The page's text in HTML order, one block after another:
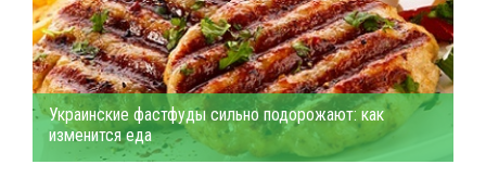
Украинские фастфуды сильно подорожают: как
изменится еда